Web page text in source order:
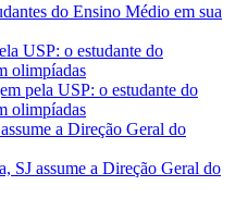
do Ensino Médio em sua
pela USP: o estudante do
olimpíadas
SJ assume a Direção Geral do